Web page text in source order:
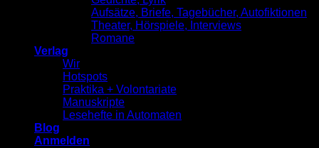
Aufsätze, Briefe, Tagebücher, Autofiktionen
Theater, Hörspiele, Interviews
Romane
Verlag
Wir
Hotspots
Praktika + Volontariate
Manuskripte
Lesehefte in Automaten
Blog
Anmelden